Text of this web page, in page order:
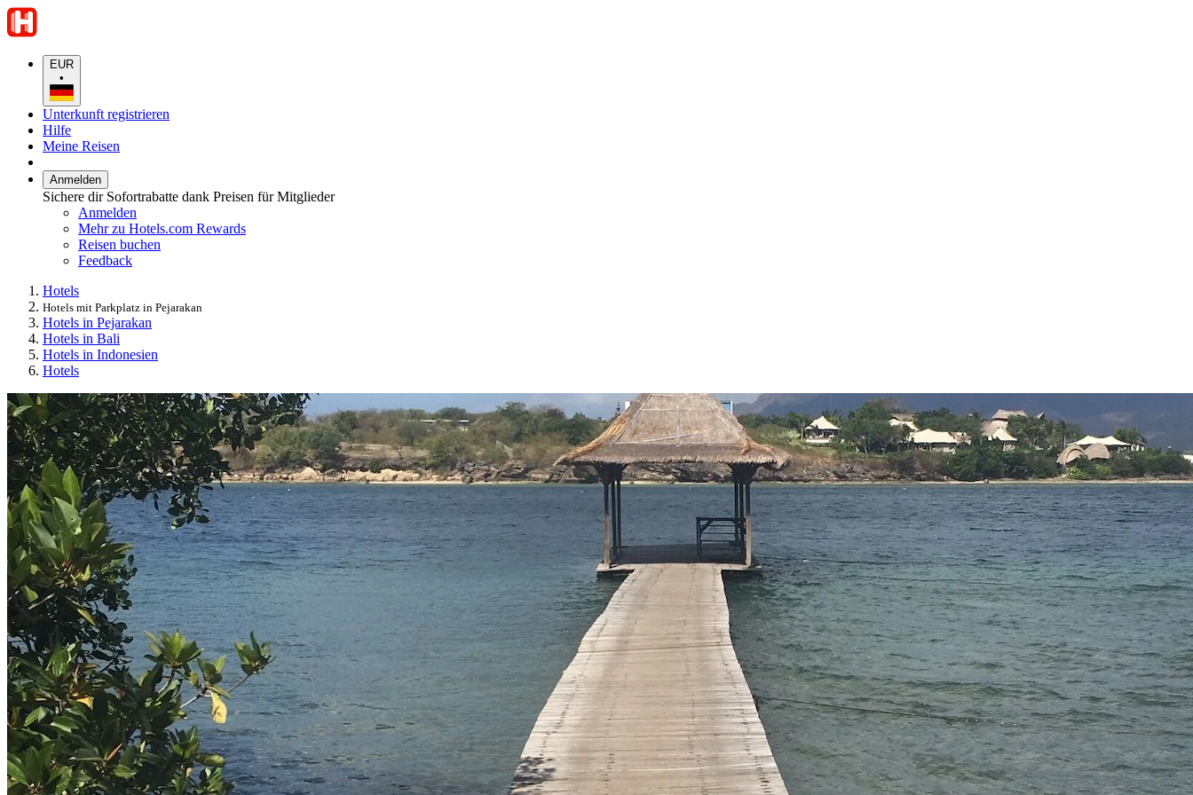
EUR
•
Unterkunft registrieren
Hilfe
Meine Reisen
Anmelden
Sichere dir Sofortrabatte dank Preisen für Mitglieder
Anmelden
Mehr zu Hotels.com Rewards
Reisen buchen
Feedback
Hotels
Hotels mit Parkplatz in Pejarakan
Hotels in Pejarakan
Hotels in Bali
Hotels in Indonesien
Hotels